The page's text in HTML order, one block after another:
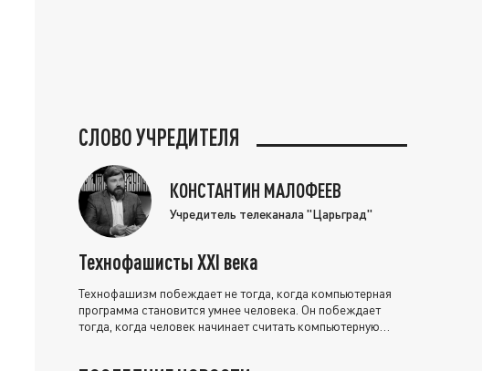
СЛОВО УЧРЕДИТЕЛЯ
КОНСТАНТИН МАЛОФЕЕВ
Учредитель телеканала "Царьград"
Технофашисты XXI века
Технофашизм побеждает не тогда, когда компьютерная
программа становится умнее человека. Он побеждает
тогда, когда человек начинает считать компьютерную